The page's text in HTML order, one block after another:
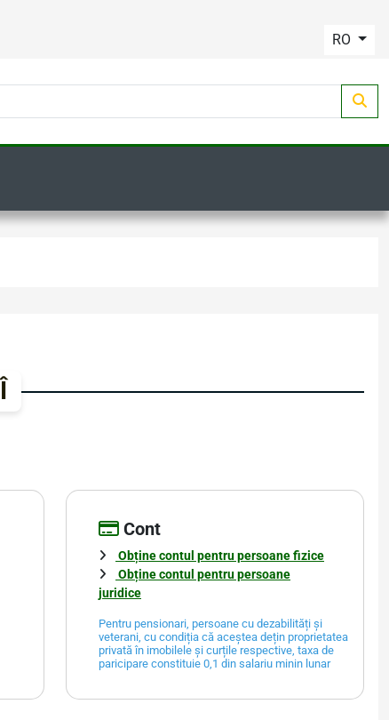
RO
Cont
Obține contul pentru persoane fizice
Obține contul pentru persoane
juridice
Pentru pensionari, persoane cu dezabilități și
veterani, cu condiția că aceștea dețin proprietatea
privată în imobilele și curțile respective, taxa de
paricipare constituie 0,1 din salariu minin lunar